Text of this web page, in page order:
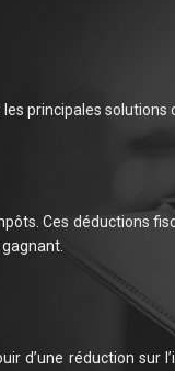
principales
Ces déductions
réduction sur